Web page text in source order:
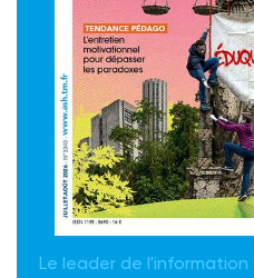
Le leader de